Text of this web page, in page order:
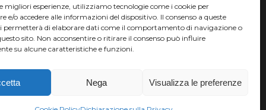
migliori esperienze, utilizziamo tecnologie come i cookie per
e/o accedere alle informazioni del dispositivo. Il consenso a queste
permetterà di elaborare dati come il comportamento di navigazione o
sito. Non acconsentire o ritirare il consenso può influire
su alcune caratteristiche e funzioni.
Nega Visualizza le preferenze
DI TORINO MARATONINA MARCELLA BELLETTI MARCO OLMO
MONVISO VERTICAL RACE NADIA BATTOCLETTI
BONALDI SILVIA RAMPAZZO
CHEVRIER YEMAN CRIPPA